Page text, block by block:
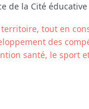
de la Cité
tout en
des
santé, le sport